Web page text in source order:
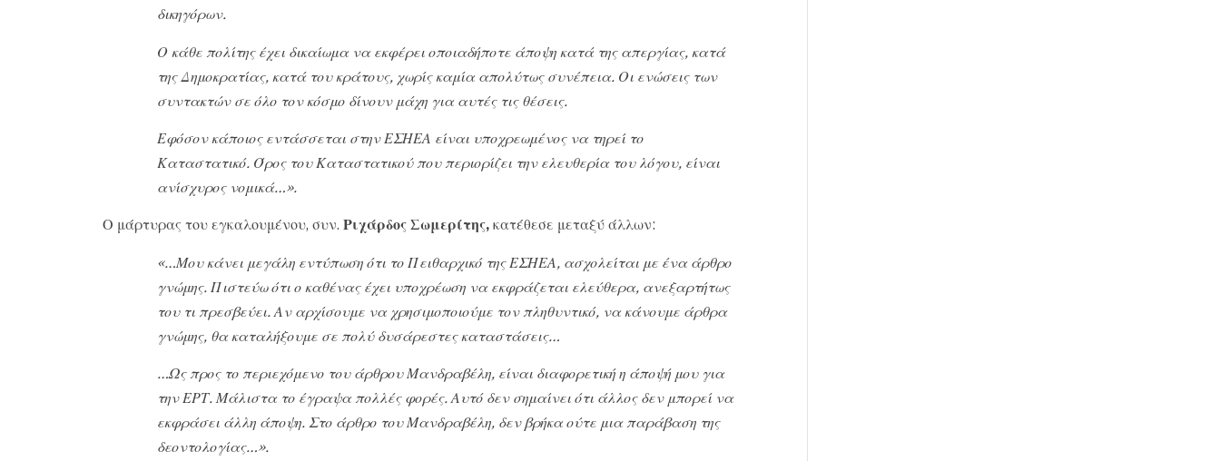
δικηγόρων.
Ο κάθε πολίτης έχει δικαίωμα να εκφέρει οποιαδήποτε άποψη κατά της απεργίας, κατά
της Δημοκρατίας, κατά του κράτους, χωρίς καμία απολύτως συνέπεια. Οι ενώσεις των
συντακτών σε όλο τον κόσμο δίνουν μάχη για αυτές τις θέσεις.
Εφόσον κάποιος εντάσσεται στην ΕΣΗΕΑ είναι υποχρεωμένος να τηρεί το
Καταστατικό. Όρος του Καταστατικού που περιορίζει την ελευθερία του λόγου, είναι
ανίσχυρος νομικά…».
Ο μάρτυρας του εγκαλουμένου, συν. Ριχάρδος Σωμερίτης,κατέθεσε μεταξύ άλλων:
«…Μου κάνει μεγάλη εντύπωση ότι το Πειθαρχικό της ΕΣΗΕΑ, ασχολείται με ένα άρθρο
γνώμης. Πιστεύω ότι ο καθένας έχει υποχρέωση να εκφράζεται ελεύθερα, ανεξαρτήτως
του τι πρεσβεύει. Αν αρχίσουμε να χρησιμοποιούμε τον πληθυντικό, να κάνουμε άρθρα
γνώμης, θα καταλήξουμε σε πολύ δυσάρεστες καταστάσεις…
…Ως προς το περιεχόμενο του άρθρου Μανδραβέλη, είναι διαφορετική η άποψή μου για
την ΕΡΤ. Μάλιστα το έγραψα πολλές φορές. Αυτό δεν σημαίνει ότι άλλος δεν μπορεί να
εκφράσει άλλη άποψη. Στο άρθρο του Μανδραβέλη, δεν βρήκα ούτε μια παράβαση της
δεοντολογίας…».